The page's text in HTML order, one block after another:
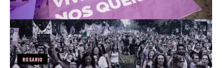
ROSARIO